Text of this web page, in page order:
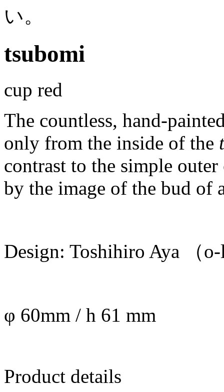
い。
tsubomi
cup red
The countless, hand-
only from the inside of the
contrast to the simple
by the image of the bud of
Design: Toshihiro Aya （
φ 60mm / h 61 mm
Product details